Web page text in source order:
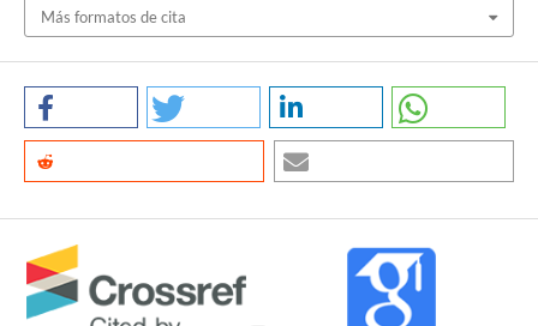
Más formatos de cita